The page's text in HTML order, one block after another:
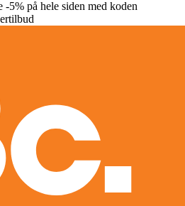
på hele siden med koden